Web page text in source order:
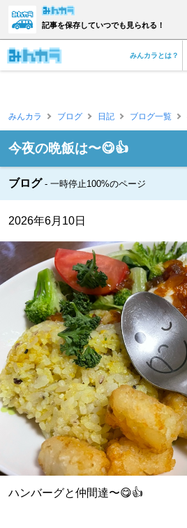
記事を保存していつでも見られる！
みんカラとは？
みんカラ ブログ 日記 ブログ一覧
今夜の晩飯は〜😋👍
ブログ 一時停止100%のページ
2026年6月10日
ハンバーグと仲間達〜😋👍